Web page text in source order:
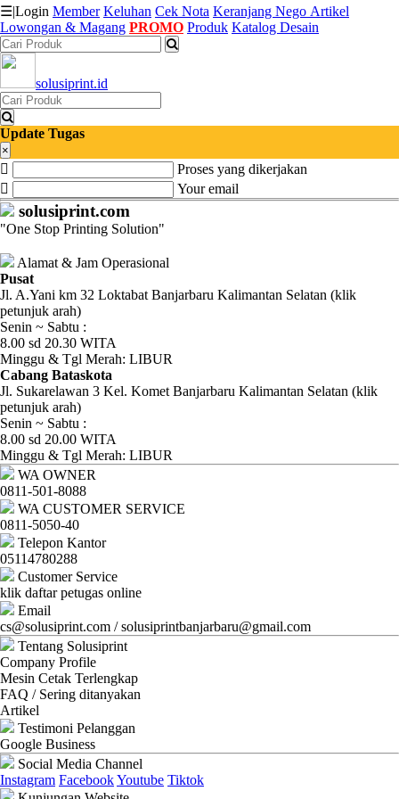
Katalog
Produk
Petugas
Riwayat
Transaksi
Tagihan
Berjalan
Pembayaran
Pendapatan
Fee
Ganti
Password
Logout
☰|Login Member Keluhan Cek Nota Keranjang Nego Artikel
Lowongan & Magang PROMO Produk Katalog Desain
solusiprint.id
Update Tugas
×
Proses yang dikerjakan
Your email
solusiprint.com
"One Stop Printing Solution"
Alamat & Jam Operasional
Pusat
Jl. A.Yani km 32 Loktabat Banjarbaru Kalimantan Selatan (klik
petunjuk arah)
Senin ~ Sabtu :
8.00 sd 20.30 WITA
Minggu & Tgl Merah: LIBUR
Cabang Bataskota
Jl. Sukarelawan 3 Kel. Komet Banjarbaru Kalimantan Selatan (klik
petunjuk arah)
Senin ~ Sabtu :
8.00 sd 20.00 WITA
Minggu & Tgl Merah: LIBUR
WA OWNER
0811-501-8088
WA CUSTOMER SERVICE
0811-5050-40
Telepon Kantor
05114780288
Customer Service
klik daftar petugas online
Email
cs@solusiprint.com / solusiprintbanjarbaru@gmail.com
Tentang Solusiprint
Company Profile
Mesin Cetak Terlengkap
FAQ / Sering ditanyakan
Artikel
Testimoni Pelanggan
Google Business
Social Media Channel
Instagram FacebookYoutube Tiktok